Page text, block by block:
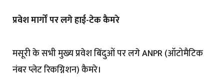
प्रवेश मार्गों पर लगे हाई-टेक कैमरे
मसूरी के सभी मुख्य प्रवेश बिंदुओं पर लगे ANPR (ऑटोमैटिक
नंबर प्लेट रिकग्निशन) कैमरे।